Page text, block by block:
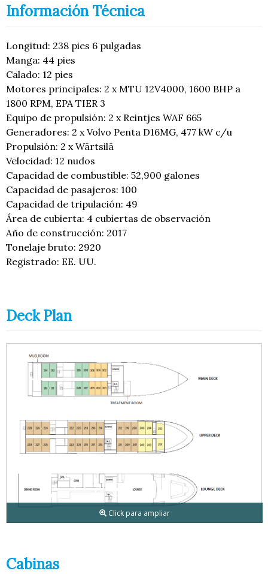
Información Técnica
Longitud: 238 pies 6 pulgadas
Manga: 44 pies
Calado: 12 pies
Motores principales: 2 x MTU 12V4000, 1600 BHP a
1800 RPM, EPA TIER 3
Equipo de propulsión: 2 x Reintjes WAF 665
Generadores: 2 x Volvo Penta D16MG, 477 kW c/u
Propulsión: 2 x Wärtsilä
Velocidad: 12 nudos
Capacidad de combustible: 52,900 galones
Capacidad de pasajeros: 100
Capacidad de tripulación: 49
Área de cubierta: 4 cubiertas de observación
Año de construcción: 2017
Tonelaje bruto: 2920
Registrado: EE. UU.
Deck Plan
Click para ampliar
Cabinas